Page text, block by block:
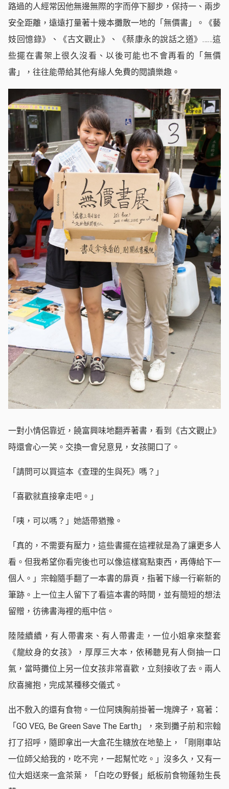
路過的人經常因他無邊無際的字而停下腳步，保持一、兩步
安全距離，遠遠打量著十幾本攤散一地的「無價書」。《藝
妓回憶錄》、《古文觀止》、《蔡康永的說話之道》……這
些擺在書架上很久沒看、以後可能也不會再看的「無價
書」，往往能帶給其他有緣人免費的閱讀樂趣。
一對小情侶靠近，饒富興味地翻弄著書，看到《古文觀止》
時還會心一笑。交換一會兒意見，女孩開口了。
「請問可以買這本《查理的生與死》嗎？」
「喜歡就直接拿走吧。」
「咦，可以嗎？」她語帶猶豫。
「真的，不需要有壓力，這些書擺在這裡就是為了讓更多人
看。但我希望你看完後也可以像這樣寫點東西，再傳給下一
個人。」宗翰隨手翻了一本書的扉頁，指著下緣一行嶄新的
筆跡。上一位主人留下了看這本書的時間，並有簡短的想法
留贈，彷彿書海裡的瓶中信。
陸陸續續，有人帶書來、有人帶書走，一位小姐拿來整套
《龍紋身的女孩》，厚厚三大本，依稀聽見有人倒抽一口
氣，當時攤位上另一位女孩非常喜歡，立刻接收了去。兩人
欣喜擁抱，完成某種移交儀式。
出不敷入的還有食物。一位阿姨胸前掛著一塊牌子，寫著：
「GO VEG, Be Green Save The Earth」，來到攤子前和宗翰
打了招呼，隨即拿出一大盒花生糖放在地墊上，「剛剛車站
一位師父給我的，吃不完，一起幫忙吃。」沒多久，又有一
位大姐送來一盒茶葉，「白吃の野餐」紙板前食物蓬勃生長